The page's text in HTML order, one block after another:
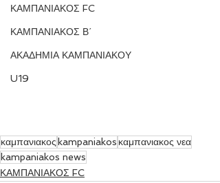
ΚΑΜΠΑΝΙΑΚΟΣ FC
ΚΑΜΠΑΝΙΑΚΟΣ Β΄
ΑΚΑΔΗΜΙΑ ΚΑΜΠΑΝΙΑΚΟΥ
U19
καμπανιακος kampaniakos καμπανιακος νεα
kampaniakos news
ΚΑΜΠΑΝΙΑΚΟΣ FC